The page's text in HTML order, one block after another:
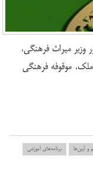
میراث فرهنگی،
موقوفه فرهنگی
و آیین‌ها برنامه‌های آموزشی